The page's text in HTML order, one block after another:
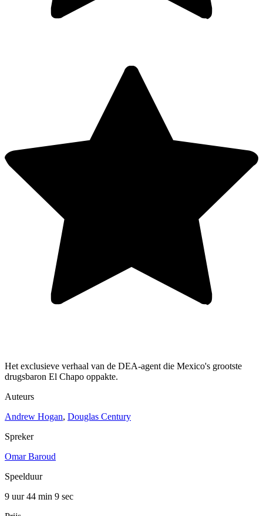
Het exclusieve verhaal van de DEA-agent die Mexico's grootste
drugsbaron El Chapo oppakte.
Auteurs
Andrew Hogan, Douglas Century
Spreker
Omar Baroud
Speelduur
9 uur 44 min 9 sec